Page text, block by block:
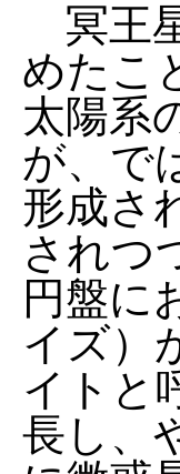
冥王
めたこ
太陽系
が、で
形成さ
されつ
円盤に
イズ）
イトと
長し、